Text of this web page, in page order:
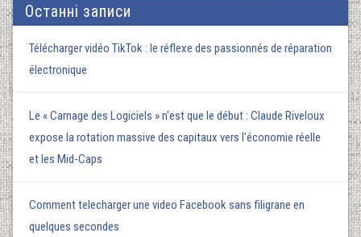
Останні записи
Télécharger vidéo TikTok : le réflexe des passionnés de réparation
électronique
Le « Carnage des Logiciels » n'est que le début : Claude Riveloux
expose la rotation massive des capitaux vers l'économie réelle
et les Mid-Caps
Comment telecharger une video Facebook sans filigrane en
quelques secondes